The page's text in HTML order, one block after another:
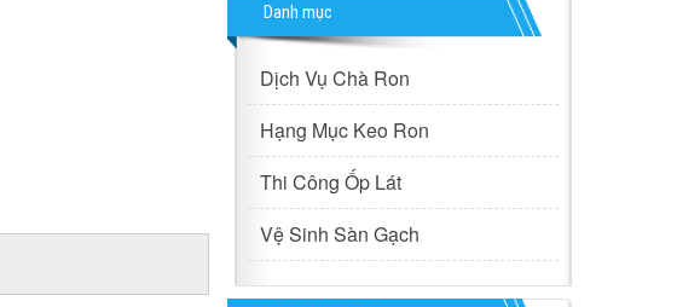
Danh mục
Dịch Vụ Chà Ron
Hạng Mục Keo Ron
Thi Công Ốp Lát
Vệ Sinh Sàn Gạch